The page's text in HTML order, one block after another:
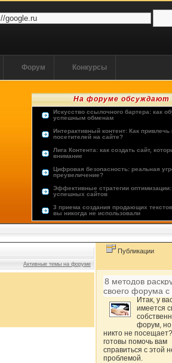
Форум Конкурсы
На форуме обсуждают
Искусство ссылочного бартера: как
успешным обменам
Интерактивный контент: Как привлечь
посетителей на сайте?
Лига Контента: как создать сайт,
внимание
Цифровая безопасность: реальная
преувеличение?
Эффективные стратегии
успешных сайтов
3 приема создания продающих
вы никогда не использовали
Опыт пользователей: лучшие
Активные темы на форуме
Публикации
8 методов
своего форума с
Итак, у
имеется
форум, но
никто не
готовы помочь вам
справиться с этой
проблемой.